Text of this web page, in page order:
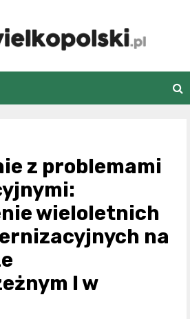
z problemami
wieloletnich
na
I w